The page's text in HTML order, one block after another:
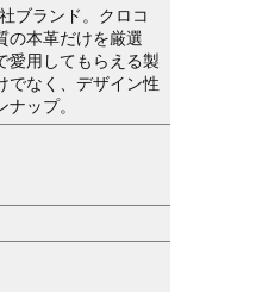
ブランド。クロコ
の本革だけを厳選
愛用してもらえる製
でなく、デザイン性
ップ。